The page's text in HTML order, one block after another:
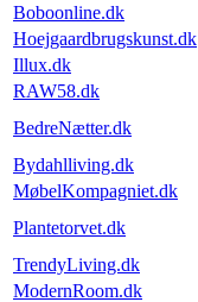
Boboonline.dk
Hoejgaardbrugskunst.dk
Illux.dk
RAW58.dk
BedreNætter.dk
Bydahlliving.dk
MøbelKompagniet.dk
Plantetorvet.dk
TrendyLiving.dk
ModernRoom.dk